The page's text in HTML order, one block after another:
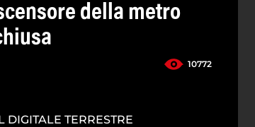
della metro
10772
TERRESTRE